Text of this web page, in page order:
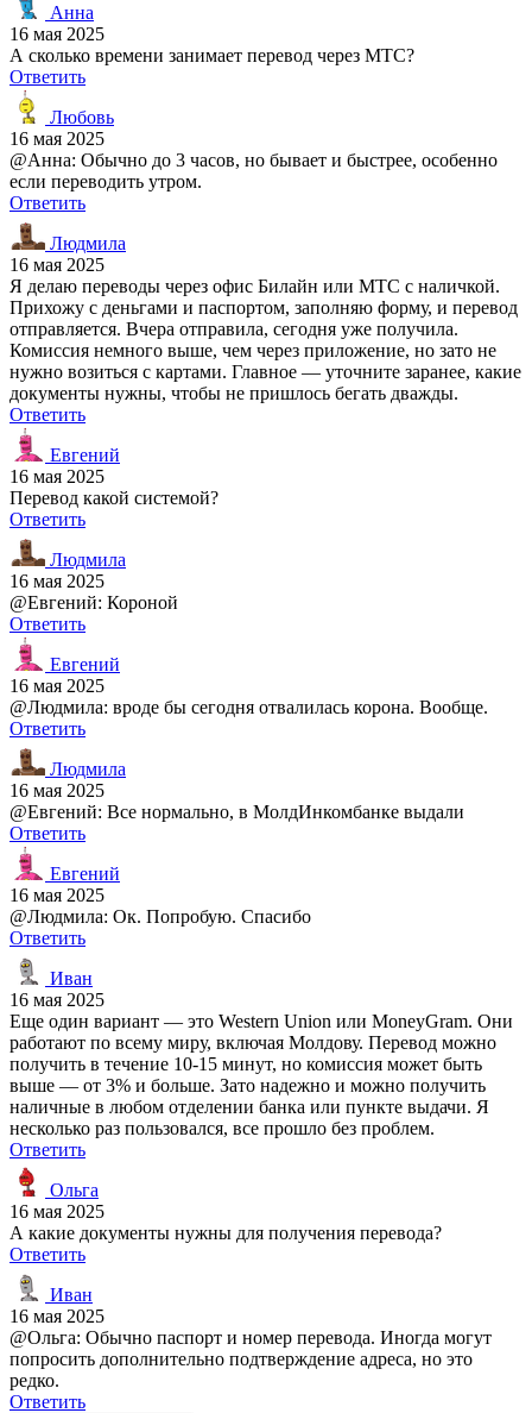
Анна
16 мая 2025
А сколько времени занимает перевод через МТС?
Ответить
Любовь
16 мая 2025
@Анна: Обычно до 3 часов, но бывает и быстрее, особенно
если переводить утром.
Ответить
Людмила
16 мая 2025
Я делаю переводы через офис Билайн или МТС с наличкой.
Прихожу с деньгами и паспортом, заполняю форму, и перевод
отправляется. Вчера отправила, сегодня уже получила.
Комиссия немного выше, чем через приложение, но зато не
нужно возиться с картами. Главное — уточните заранее, какие
документы нужны, чтобы не пришлось бегать дважды.
Ответить
Евгений
16 мая 2025
Перевод какой системой?
Ответить
Людмила
16 мая 2025
@Евгений: Короной
Ответить
Евгений
16 мая 2025
@Людмила: вроде бы сегодня отвалилась корона. Вообще.
Ответить
Людмила
16 мая 2025
@Евгений: Все нормально, в МолдИнкомбанке выдали
Ответить
Евгений
16 мая 2025
@Людмила: Ок. Попробую. Спасибо
Ответить
Иван
16 мая 2025
Еще один вариант — это Western Union или MoneyGram. Они
работают по всему миру, включая Молдову. Перевод можно
получить в течение 10-15 минут, но комиссия может быть
выше — от 3% и больше. Зато надежно и можно получить
наличные в любом отделении банка или пункте выдачи. Я
несколько раз пользовался, все прошло без проблем.
Ответить
Ольга
16 мая 2025
А какие документы нужны для получения перевода?
Ответить
Иван
16 мая 2025
@Ольга: Обычно паспорт и номер перевода. Иногда могут
попросить дополнительно подтверждение адреса, но это
редко.
Ответить